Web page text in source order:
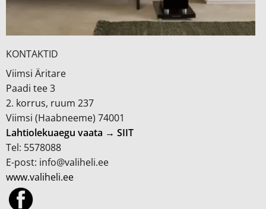
KONTAKTID
Viimsi Äritare
Paadi tee 3
2. korrus, ruum 237
Viimsi (Haabneeme) 74001
Lahtiolekuaegu vaata → SIIT
Tel: 5578088
E-post: info@valiheli.ee
www.valiheli.ee